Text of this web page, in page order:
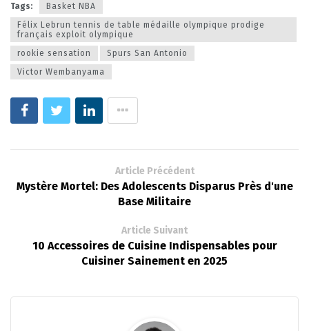
Tags:
Basket NBA
Félix Lebrun tennis de table médaille olympique prodige
français exploit olympique
rookie sensation
Spurs San Antonio
Victor Wembanyama
Article Précédent
Mystère Mortel: Des Adolescents Disparus Près d'une
Base Militaire
Article Suivant
10 Accessoires de Cuisine Indispensables pour
Cuisiner Sainement en 2025